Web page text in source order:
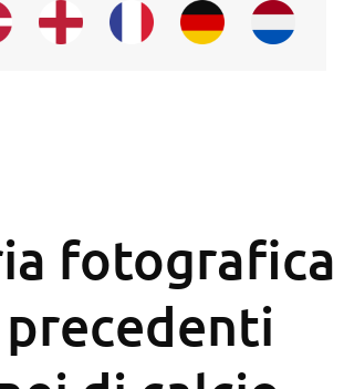
fotografica